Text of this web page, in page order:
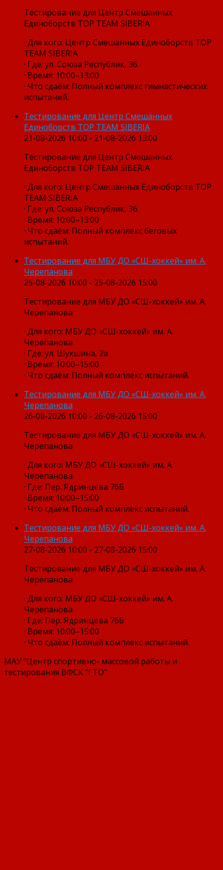
Тестирование для Центр Смешанных
Единоборств TOP TEAM SIBERIA
· Для кого: Центр Смешанных Единоборств TOP
TEAM SIBERIA
· Где: ул. Союза Республик, 36.
· Время: 10:00–13:00
· Что сдаём: Полный комплекс гимнастических
испытаний.
Тестирование для Центр Смешанных
Единоборств TOP TEAM SIBERIA
21-08-2026 10:00 - 21-08-2026 13:00
Тестирование для Центр Смешанных
Единоборств TOP TEAM SIBERIA
· Для кого: Центр Смешанных Единоборств TOP
TEAM SIBERIA
· Где: ул. Союза Республик, 36.
· Время: 10:00–13:00
· Что сдаём: Полный комплекс беговых
испытаний.
Тестирование для МБУ ДО «СШ-хоккей» им. А.
Черепанова
25-08-2026 10:00 - 25-08-2026 15:00
Тестирование для МБУ ДО «СШ-хоккей» им. А.
Черепанова
· Для кого: МБУ ДО «СШ-хоккей» им. А.
Черепанова
· Где: ул. Шукшина, 2а
· Время: 10:00–15:00
· Что сдаём: Полный комплекс испытаний.
Тестирование для МБУ ДО «СШ-хоккей» им. А.
Черепанова
26-08-2026 10:00 - 26-08-2026 15:00
Тестирование для МБУ ДО «СШ-хоккей» им. А.
Черепанова
· Для кого: МБУ ДО «СШ-хоккей» им. А.
Черепанова
· Где: Пер. Ядринцева 76Б
· Время: 10:00–15:00
· Что сдаём: Полный комплекс испытаний.
Тестирование для МБУ ДО «СШ-хоккей» им. А.
Черепанова
27-08-2026 10:00 - 27-08-2026 15:00
Тестирование для МБУ ДО «СШ-хоккей» им. А.
Черепанова
· Для кого: МБУ ДО «СШ-хоккей» им. А.
Черепанова
· Где: Пер. Ядринцева 76Б
· Время: 10:00–15:00
· Что сдаём: Полный комплекс испытаний.
МАУ "Центр спортивно- массовой работы и
тестирования ВФСК "ГТО"